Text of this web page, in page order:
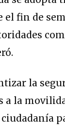
fin de
la
a la